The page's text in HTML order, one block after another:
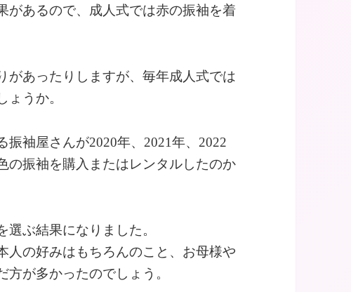
があるので、成人式では赤の振袖を着
があったりしますが、毎年成人式では
うか。
袖屋さんが2020年、2021年、2022
の振袖を購入またはレンタルしたのか
ぶ結果になりました。
人の好みはもちろんのこと、お母様や
が多かったのでしょう。